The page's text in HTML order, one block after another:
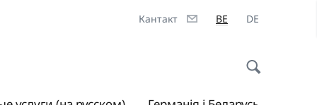
Кантакт BE DE